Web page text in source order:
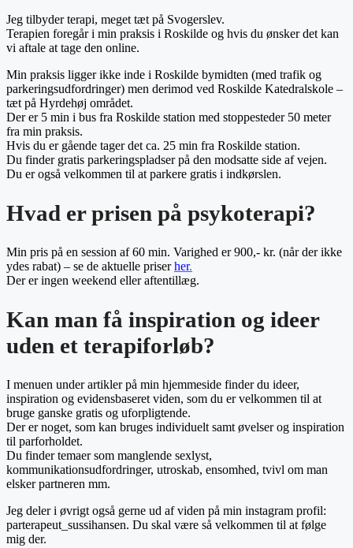
Jeg tilbyder terapi, meget tæt på Svogerslev.
Terapien foregår i min praksis i Roskilde og hvis du ønsker det kan
vi aftale at tage den online.
Min praksis ligger ikke inde i Roskilde bymidten (med trafik og
parkeringsudfordringer) men derimod ved Roskilde Katedralskole –
tæt på Hyrdehøj området.
Der er 5 min i bus fra Roskilde station med stoppesteder 50 meter
fra min praksis.
Hvis du er gående tager det ca. 25 min fra Roskilde station.
Du finder gratis parkeringspladser på den modsatte side af vejen.
Du er også velkommen til at parkere gratis i indkørslen.
Hvad er prisen på psykoterapi?
Min pris på en session af 60 min. Varighed er 900,- kr. (når der ikke
ydes rabat) – se de aktuelle priserher.
Der er ingen weekend eller aftentillæg.
Kan man få inspiration og ideer
uden et terapiforløb?
I menuen under artikler på min hjemmeside finder du ideer,
inspiration og evidensbaseret viden, som du er velkommen til at
bruge ganske gratis og uforpligtende.
Der er noget, som kan bruges individuelt samt øvelser og inspiration
til parforholdet.
Du finder temaer som manglende sexlyst,
kommunikationsudfordringer, utroskab, ensomhed, tvivl om man
elsker partneren mm.
Jeg deler i øvrigt også gerne ud af viden på min instagram profil:
parterapeut_sussihansen. Du skal være så velkommen til at følge
mig der.